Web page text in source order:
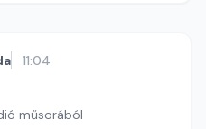
11:04
műsorából